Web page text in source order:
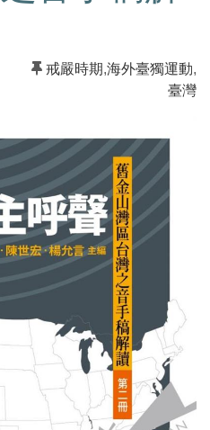
戒嚴時期,海外臺獨運動,
臺灣